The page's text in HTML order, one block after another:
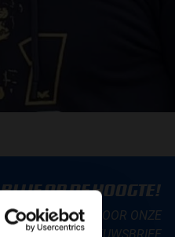
BLIJF OP DE HOOGTE!
SCHRIJF JE IN VOOR ONZE